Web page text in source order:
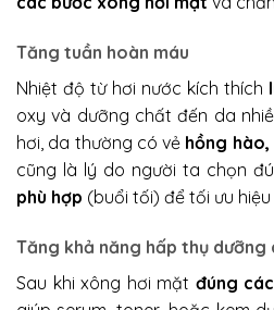
Tăng tuần hoàn máu
Nhiệt độ từ hơi nước kích thích
oxy và dưỡng chất đến da
hơi, da thường có vẻ hồng
cũng là lý do người ta chọn
phù hợp (buổi tối) để tối ưu hiệu
Tăng khả năng hấp thụ dưỡng
Sau khi xông hơi mặt đúng